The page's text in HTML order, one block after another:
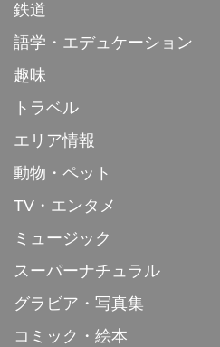
鉄道
語学・エデュケーション
趣味
トラベル
エリア情報
動物・ペット
TV・エンタメ
ミュージック
スーパーナチュラル
グラビア・写真集
コミック・絵本